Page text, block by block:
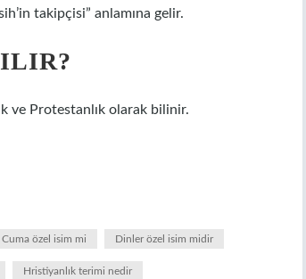
takipçisi” anlamına gelir.
ve Protestanlık olarak bilinir.
Cuma özel isim mi Dinler özel isim midir
Hristiyanlık terimi nedir